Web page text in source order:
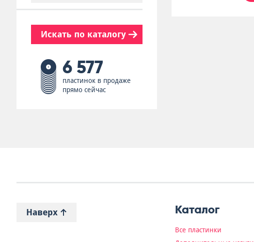
Искать по каталогу
6 577
пластинок в продаже
прямо сейчас
Наверх Каталог
Все пластинки